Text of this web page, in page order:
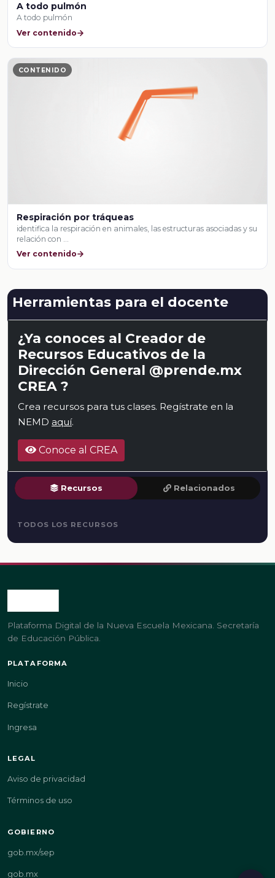
A todo pulmón
A todo pulmón
Ver contenido
CONTENIDO
Respiración por tráqueas
identifica la respiración en animales, las estructuras asociadas y su
relación con …
Ver contenido
Herramientas para el docente
¿Ya conoces al Creador de
Recursos Educativos de la
Dirección General @prende.mx
CREA ?
Crea recursos para tus clases. Regístrate en la
NEMD aquí.
Conoce al CREA
Recursos Relacionados
TODOS LOS RECURSOS
Plataforma Digital de la Nueva Escuela Mexicana. Secretaría
de Educación Pública.
PLATAFORMA
Inicio
Regístrate
Ingresa
LEGAL
Aviso de privacidad
Términos de uso
GOBIERNO
gob.mx/sep
gob.mx